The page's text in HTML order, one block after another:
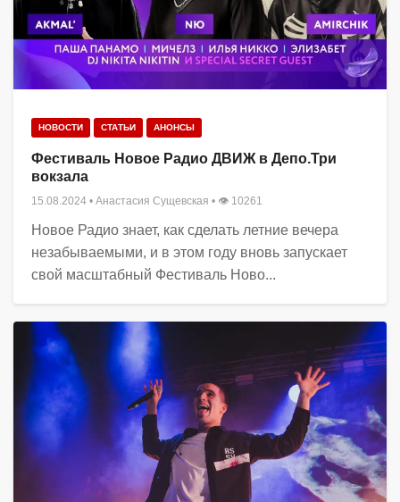
НОВОСТИ СТАТЬИ АНОНСЫ
Фестиваль Новое Радио ДВИЖ в Депо.Три
вокзала
15.08.2024 • Анастасия Сущевская • 👁 10261
Новое Радио знает, как сделать летние вечера
незабываемыми, и в этом году вновь запускает
свой масштабный Фестиваль Ново...